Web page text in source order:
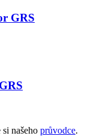
GRS
si našeho průvodce.